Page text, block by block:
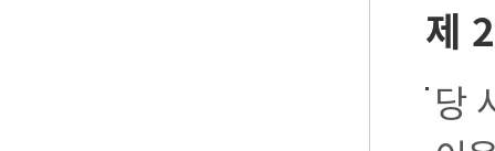
제
당